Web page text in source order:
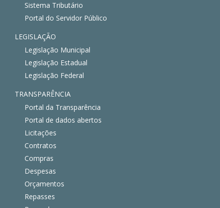
Sistema Tributário
Portal do Servidor Público
LEGISLAÇÃO
Legislação Municipal
Legislação Estadual
Legislação Federal
TRANSPARÊNCIA
Portal da Transparência
Portal de dados abertos
Licitações
Contratos
Compras
Despesas
Orçamentos
Repasses